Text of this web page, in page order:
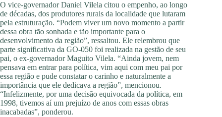
O vice-governador Daniel Vilela citou o empenho, ao longo
de décadas, dos produtores rurais da localidade que lutaram
pela estruturação. “Podem viver um novo momento a partir
dessa obra tão sonhada e tão importante para o
desenvolvimento da região”, ressaltou. Ele relembrou que
parte significativa da GO-050 foi realizada na gestão de seu
pai, o ex-governador Maguito Vilela. “Ainda jovem, nem
pensava em entrar para política, vim aqui com meu pai por
essa região e pude constatar o carinho e naturalmente a
importância que ele dedicava a região”, mencionou.
“Infelizmente, por uma decisão equivocada da política, em
1998, tivemos aí um prejuízo de anos com essas obras
inacabadas”, ponderou.